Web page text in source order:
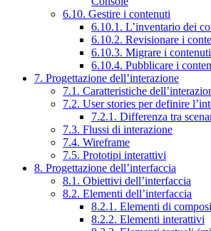
6.10. Gestire i contenuti
6.10.1. L’inventario dei
6.10.2. Revisionare i
6.10.3. Migrare i contenuti
6.10.4. Pubblicare i
7. Progettazione dell’interazione
7.1. Caratteristiche
7.2. User stories per definire
7.2.1. Differenza tra
7.3. Flussi di interazione
7.4. Wireframe
7.5. Prototipi interattivi
8. Progettazione dell’interfaccia
8.1. Obiettivi dell’interfaccia
8.2. Elementi dell’interfaccia
8.2.1. Elementi di
8.2.2. Elementi interattivi